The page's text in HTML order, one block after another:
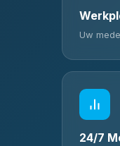
Uw
24/7